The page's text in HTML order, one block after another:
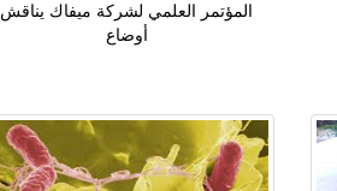
المؤتمر العلمي لشركة ميفاك يناقش
أوضاع